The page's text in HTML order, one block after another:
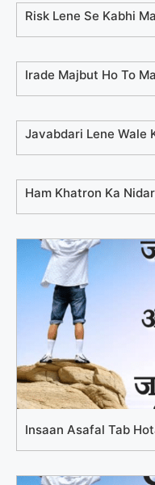
Risk Lene Se Kabhi
Irade Majbut Ho To
Javabdari Lene Wale
Ham Khatron Ka
Insaan Asafal Tab